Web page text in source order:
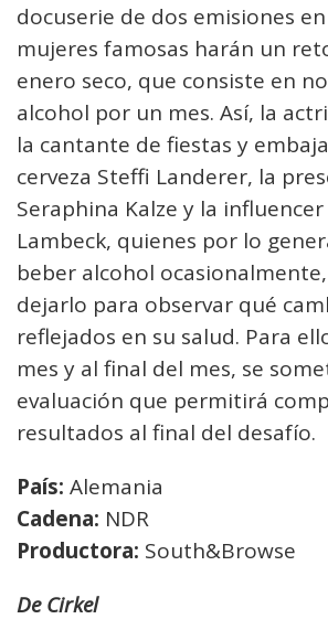
docuserie de dos emisiones
mujeres famosas harán un
enero seco, que consiste en
alcohol por un mes. Así, la
la cantante de fiestas y
cerveza Steffi Landerer, la
Seraphina Kalze y la
Lambeck, quienes por lo
beber alcohol
dejarlo para observar qué
reflejados en su salud. Para
mes y al final del mes, se
evaluación que permitirá
resultados al final del desafío.
País: Alemania
Cadena: NDR
Productora: South&Browse
De Cirkel